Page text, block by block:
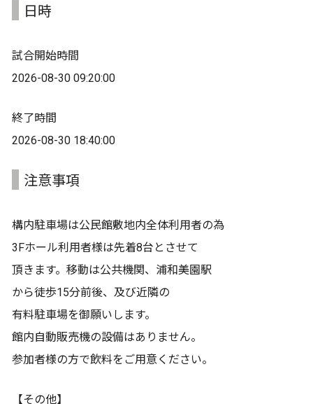
日時
試合開始時間
2026-08-30 09:20:00
終了時間
2026-08-30 18:40:00
注意事項
構内駐車場は公民館敷地内全体利用者の為
3Fホール利用者様は先着8台とさせて
頂きます。移動は公共機関、浦和美園駅
から徒歩15分前後、及び近隣の
有料駐車場を御願いします。
館内自動販売機の設備はありません。
参加者様の方で飲料をご用意ください。
【その他】